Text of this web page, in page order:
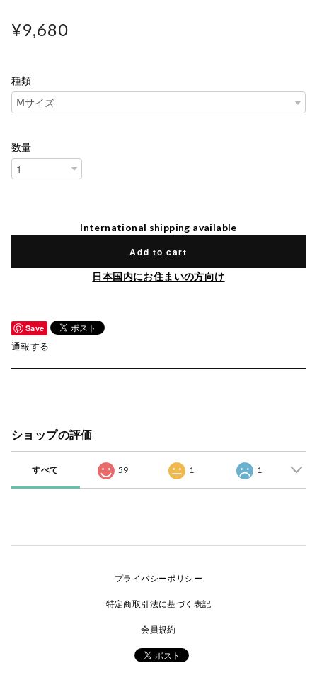
¥9,680
種類
数量
International shipping available
Add to cart
日本国内にお住まいの方向け
Save
通報する
ショップの評価
すべて 59 1 1
プライバシーポリシー
特定商取引法に基づく表記
会員規約